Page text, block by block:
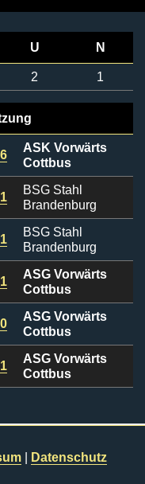
U N
2 1
ASK Vorwärts
Cottbus
BSG Stahl
Brandenburg
BSG Stahl
Brandenburg
ASG Vorwärts
Cottbus
ASG Vorwärts
Cottbus
ASG Vorwärts
Cottbus
Datenschutz